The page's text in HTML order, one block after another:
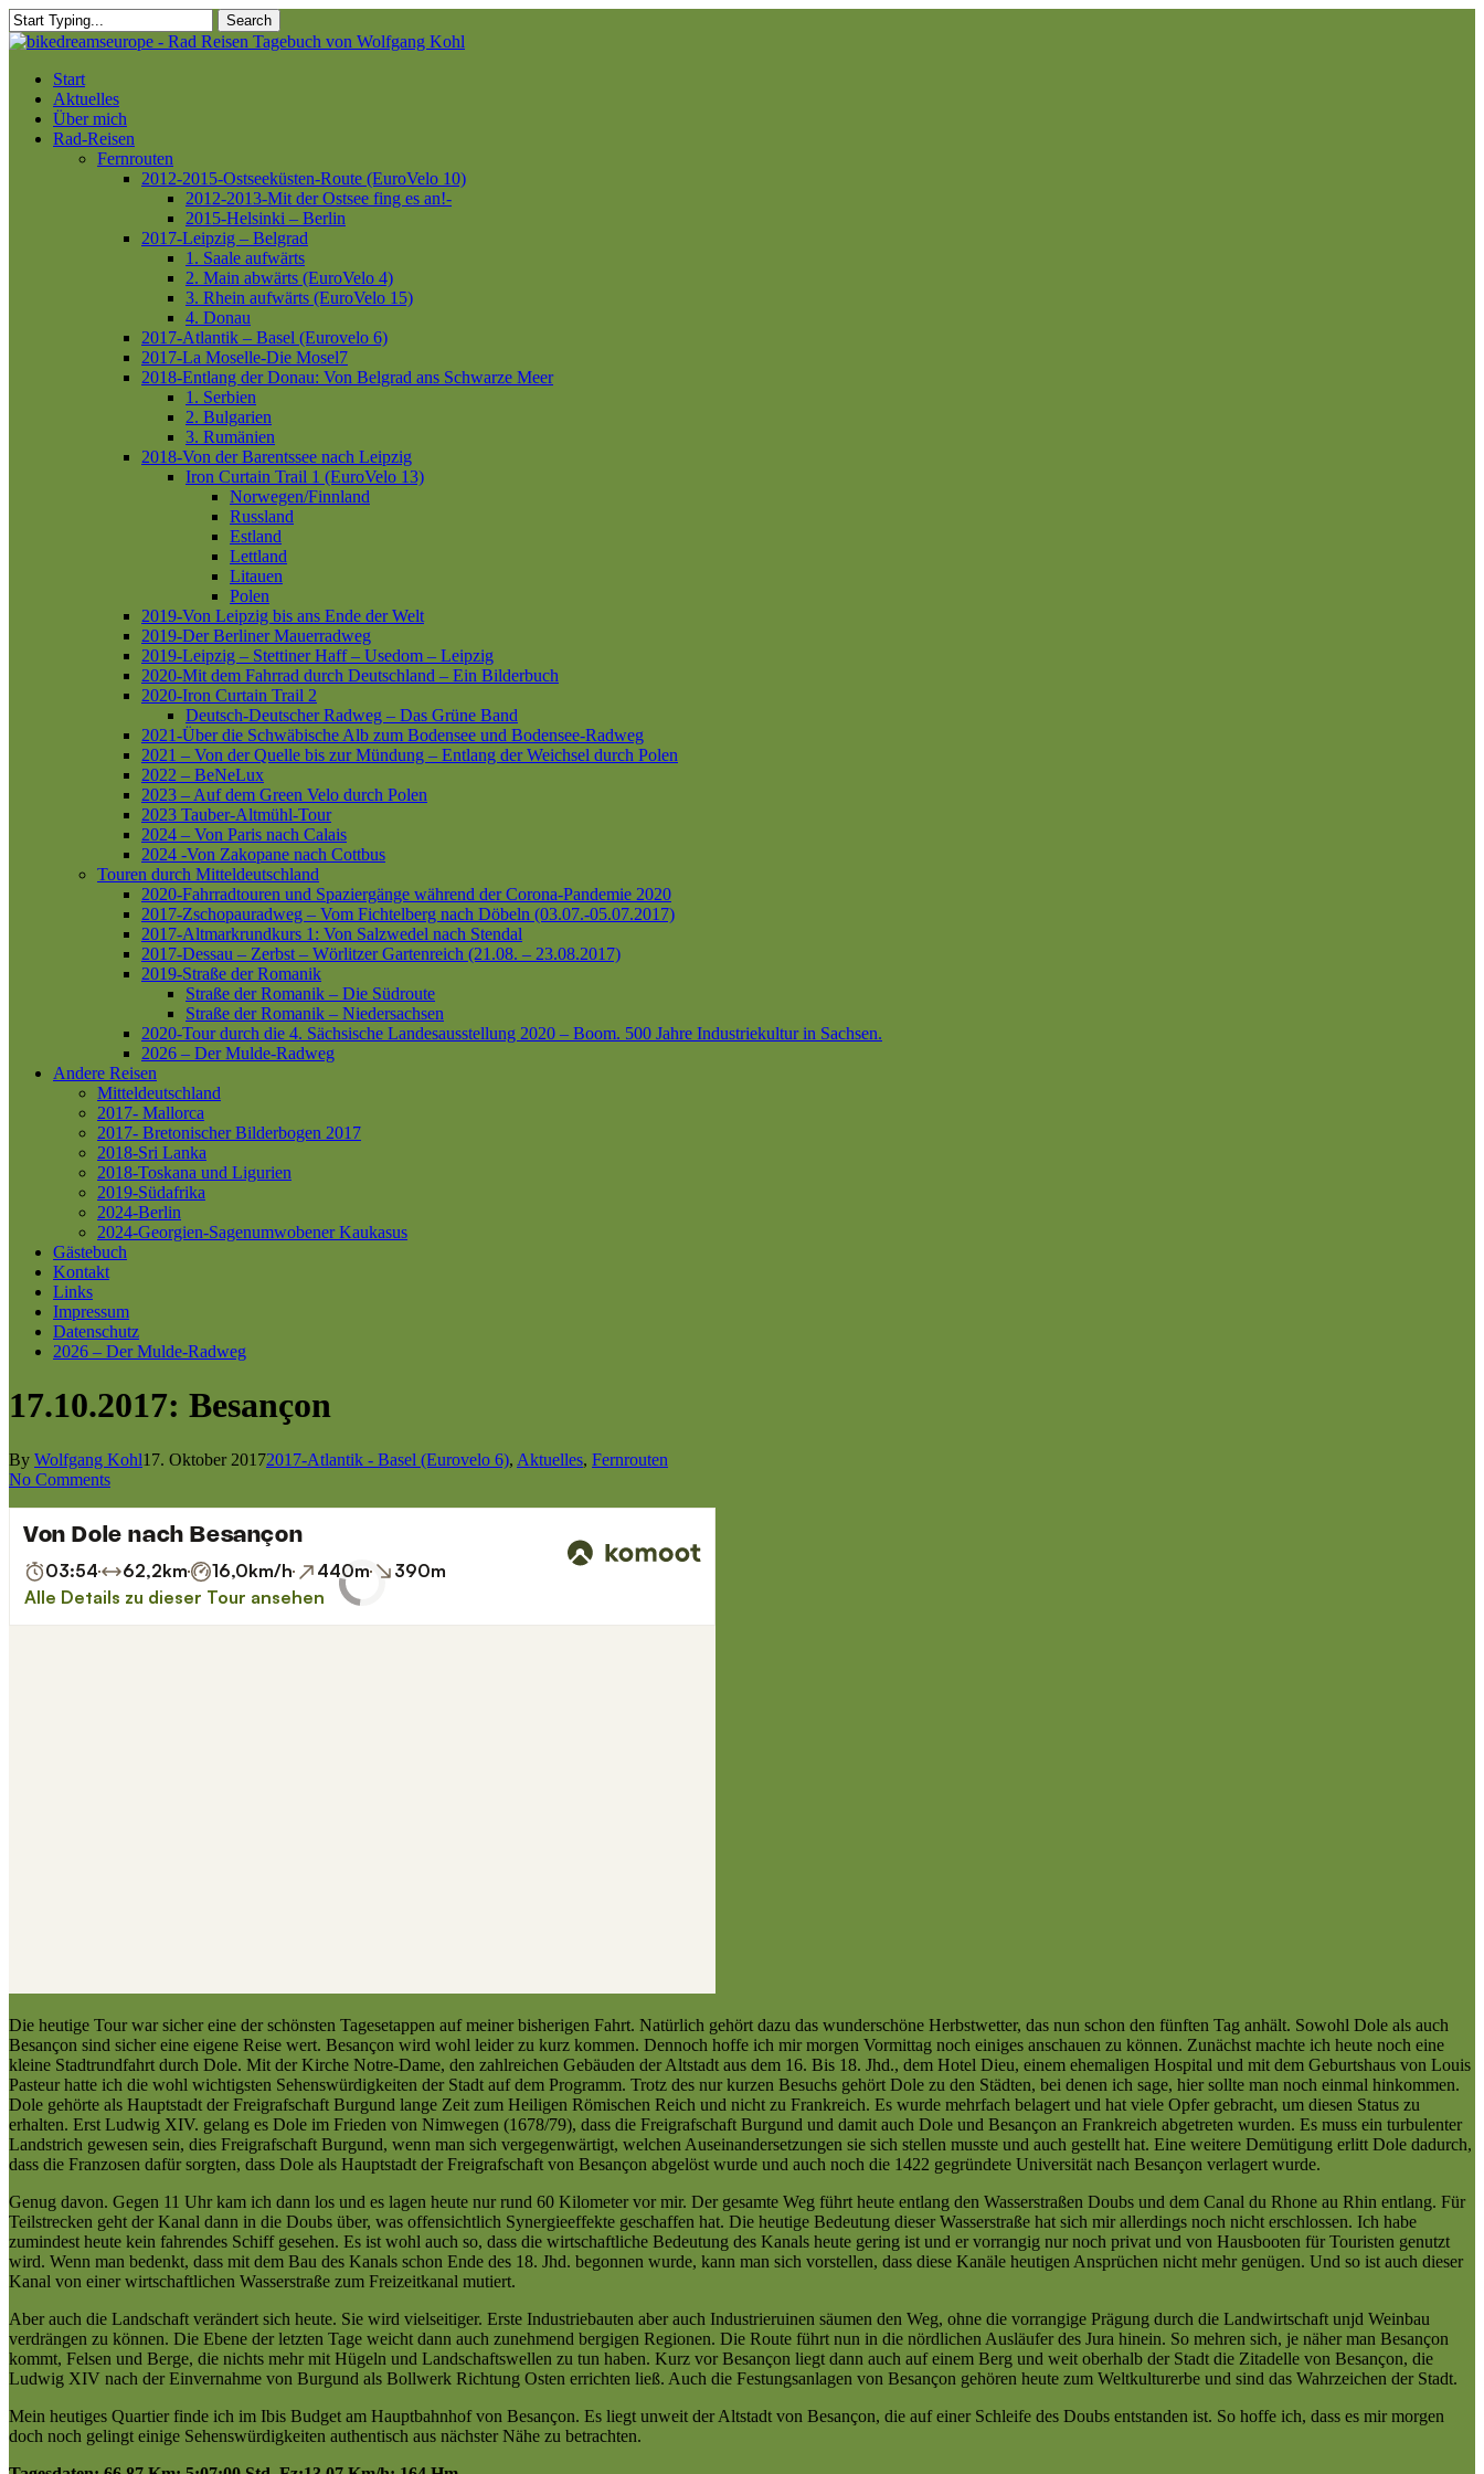
Skip
to
content
Search
Close
Menu
Start
Aktuelles
Über mich
Rad-Reisen
Fernrouten
2012-2015-Ostseeküsten-Route (EuroVelo 10)
2012-2013-Mit der Ostsee fing es an!-
2015-Helsinki – Berlin
2017-Leipzig – Belgrad
1. Saale aufwärts
2. Main abwärts (EuroVelo 4)
3. Rhein aufwärts (EuroVelo 15)
4. Donau
2017-Atlantik – Basel (Eurovelo 6)
2017-La Moselle-Die Mosel7
2018-Entlang der Donau: Von Belgrad ans Schwarze Meer
1. Serbien
2. Bulgarien
3. Rumänien
2018-Von der Barentssee nach Leipzig
Iron Curtain Trail 1 (EuroVelo 13)
Norwegen/Finnland
Russland
Estland
Lettland
Litauen
Polen
2019-Von Leipzig bis ans Ende der Welt
2019-Der Berliner Mauerradweg
2019-Leipzig – Stettiner Haff – Usedom – Leipzig
2020-Mit dem Fahrrad durch Deutschland – Ein Bilderbuch
2020-Iron Curtain Trail 2
Deutsch-Deutscher Radweg – Das Grüne Band
2021-Über die Schwäbische Alb zum Bodensee und Bodensee-Radweg
2021 – Von der Quelle bis zur Mündung – Entlang der Weichsel durch Polen
2022 – BeNeLux
2023 – Auf dem Green Velo durch Polen
2023 Tauber-Altmühl-Tour
2024 – Von Paris nach Calais
2024 -Von Zakopane nach Cottbus
Touren durch Mitteldeutschland
2020-Fahrradtouren und Spaziergänge während der Corona-Pandemie 2020
2017-Zschopauradweg – Vom Fichtelberg nach Döbeln (03.07.-05.07.2017)
2017-Altmarkrundkurs 1: Von Salzwedel nach Stendal
2017-Dessau – Zerbst – Wörlitzer Gartenreich (21.08. – 23.08.2017)
2019-Straße der Romanik
Straße der Romanik – Die Südroute
Straße der Romanik – Niedersachsen
2020-Tour durch die 4. Sächsische Landesausstellung 2020 – Boom. 500 Jahre Industriekultur in Sachsen.
2026 – Der Mulde-Radweg
Andere Reisen
Mitteldeutschland
2017- Mallorca
2017- Bretonischer Bilderbogen 2017
2018-Sri Lanka
2018-Toskana und Ligurien
2019-Südafrika
2024-Berlin
2024-Georgien-Sagenumwobener Kaukasus
Gästebuch
Kontakt
Links
Impressum
Datenschutz
2026 – Der Mulde-Radweg
17.10.2017: Besançon
By Wolfgang Kohl17. Oktober 20172017-Atlantik - Basel (Eurovelo 6), Aktuelles, Fernrouten
No Comments
Die heutige Tour war sicher eine der schönsten Tagesetappen auf meiner bisherigen Fahrt. Natürlich gehört dazu das wunderschöne Herbstwetter, das nun schon den fünften Tag anhält. Sowohl Dole als auch
Besançon sind sicher eine eigene Reise wert. Besançon wird wohl leider zu kurz kommen. Dennoch hoffe ich mir morgen Vormittag noch einiges anschauen zu können. Zunächst machte ich heute noch eine
kleine Stadtrundfahrt durch Dole. Mit der Kirche Notre-Dame, den zahlreichen Gebäuden der Altstadt aus dem 16. Bis 18. Jhd., dem Hotel Dieu, einem ehemaligen Hospital und mit dem Geburtshaus von Louis
Pasteur hatte ich die wohl wichtigsten Sehenswürdigkeiten der Stadt auf dem Programm. Trotz des nur kurzen Besuchs gehört Dole zu den Städten, bei denen ich sage, hier sollte man noch einmal hinkommen.
Dole gehörte als Hauptstadt der Freigrafschaft Burgund lange Zeit zum Heiligen Römischen Reich und nicht zu Frankreich. Es wurde mehrfach belagert und hat viele Opfer gebracht, um diesen Status zu
erhalten. Erst Ludwig XIV. gelang es Dole im Frieden von Nimwegen (1678/79), dass die Freigrafschaft Burgund und damit auch Dole und Besançon an Frankreich abgetreten wurden. Es muss ein turbulenter
Landstrich gewesen sein, dies Freigrafschaft Burgund, wenn man sich vergegenwärtigt, welchen Auseinandersetzungen sie sich stellen musste und auch gestellt hat. Eine weitere Demütigung erlitt Dole dadurch,
dass die Franzosen dafür sorgten, dass Dole als Hauptstadt der Freigrafschaft von Besançon abgelöst wurde und auch noch die 1422 gegründete Universität nach Besançon verlagert wurde.
Genug davon. Gegen 11 Uhr kam ich dann los und es lagen heute nur rund 60 Kilometer vor mir. Der gesamte Weg führt heute entlang den Wasserstraßen Doubs und dem Canal du Rhone au Rhin entlang. Für
Teilstrecken geht der Kanal dann in die Doubs über, was offensichtlich Synergieeffekte geschaffen hat. Die heutige Bedeutung dieser Wasserstraße hat sich mir allerdings noch nicht erschlossen. Ich habe
zumindest heute kein fahrendes Schiff gesehen. Es ist wohl auch so, dass die wirtschaftliche Bedeutung des Kanals heute gering ist und er vorrangig nur noch privat und von Hausbooten für Touristen genutzt
wird. Wenn man bedenkt, dass mit dem Bau des Kanals schon Ende des 18. Jhd. begonnen wurde, kann man sich vorstellen, dass diese Kanäle heutigen Ansprüchen nicht mehr genügen. Und so ist auch dieser
Kanal von einer wirtschaftlichen Wasserstraße zum Freizeitkanal mutiert.
Aber auch die Landschaft verändert sich heute. Sie wird vielseitiger. Erste Industriebauten aber auch Industrieruinen säumen den Weg, ohne die vorrangige Prägung durch die Landwirtschaft unjd Weinbau
verdrängen zu können. Die Ebene der letzten Tage weicht dann auch zunehmend bergigen Regionen. Die Route führt nun in die nördlichen Ausläufer des Jura hinein. So mehren sich, je näher man Besançon
kommt, Felsen und Berge, die nichts mehr mit Hügeln und Landschaftswellen zu tun haben. Kurz vor Besançon liegt dann auch auf einem Berg und weit oberhalb der Stadt die Zitadelle von Besançon, die
Ludwig XIV nach der Einvernahme von Burgund als Bollwerk Richtung Osten errichten ließ. Auch die Festungsanlagen von Besançon gehören heute zum Weltkulturerbe und sind das Wahrzeichen der Stadt.
Mein heutiges Quartier finde ich im Ibis Budget am Hauptbahnhof von Besançon. Es liegt unweit der Altstadt von Besançon, die auf einer Schleife des Doubs entstanden ist. So hoffe ich, dass es mir morgen
doch noch gelingt einige Sehenswürdigkeiten authentisch aus nächster Nähe zu betrachten.